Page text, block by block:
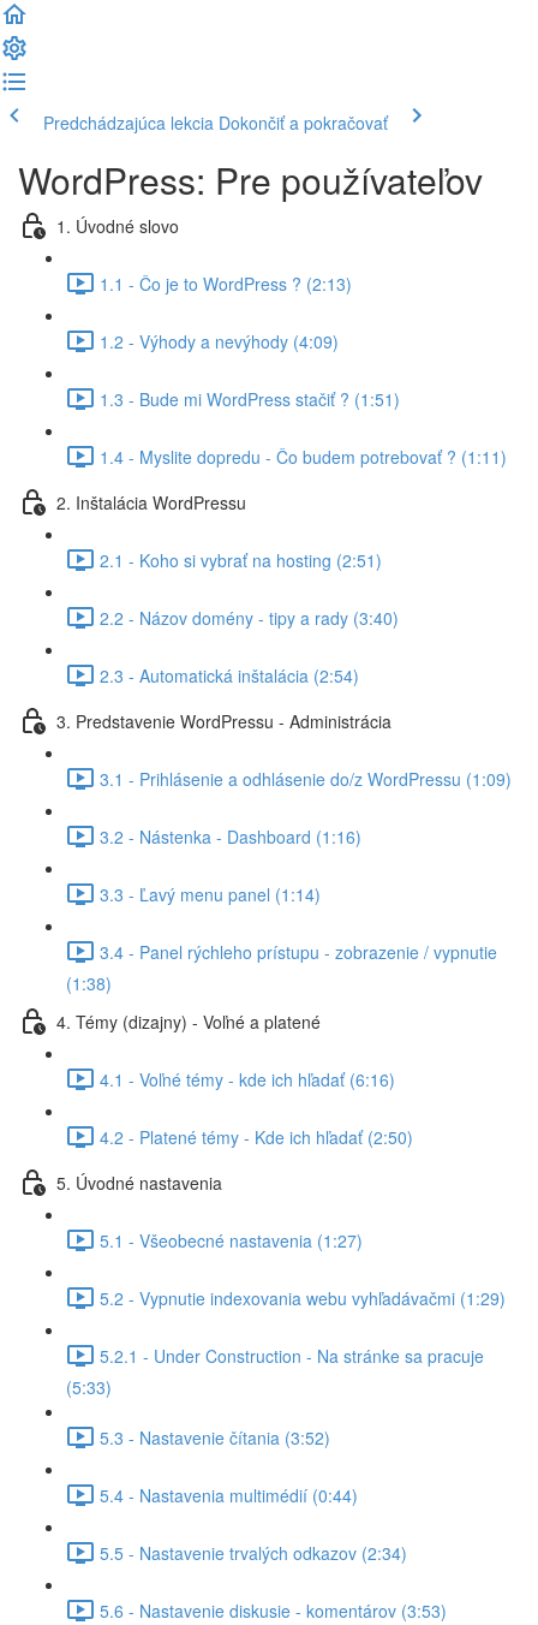
Predchádzajúca lekcia Dokončiť a pokračovať
WordPress: Pre používateľov
1. Úvodné slovo
1.1 - Čo je to WordPress ? (2:13)
1.2 - Výhody a nevýhody (4:09)
1.3 - Bude mi WordPress stačiť ? (1:51)
1.4 - Myslite dopredu - Čo budem potrebovať ? (1:11)
2. Inštalácia WordPressu
2.1 - Koho si vybrať na hosting (2:51)
2.2 - Názov domény - tipy a rady (3:40)
2.3 - Automatická inštalácia (2:54)
3. Predstavenie WordPressu - Administrácia
3.1 - Prihlásenie a odhlásenie do/z WordPressu (1:09)
3.2 - Nástenka - Dashboard (1:16)
3.3 - Ľavý menu panel (1:14)
3.4 - Panel rýchleho prístupu - zobrazenie / vypnutie
(1:38)
4. Témy (dizajny) - Voľné a platené
4.1 - Voľné témy - kde ich hľadať (6:16)
4.2 - Platené témy - Kde ich hľadať (2:50)
5. Úvodné nastavenia
5.1 - Všeobecné nastavenia (1:27)
5.2 - Vypnutie indexovania webu vyhľadávačmi (1:29)
5.2.1 - Under Construction - Na stránke sa pracuje
(5:33)
5.3 - Nastavenie čítania (3:52)
5.4 - Nastavenia multimédií (0:44)
5.5 - Nastavenie trvalých odkazov (2:34)
5.6 - Nastavenie diskusie - komentárov (3:53)